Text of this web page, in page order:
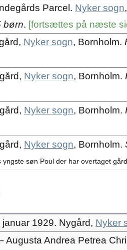
Parcel. Nyker sogn
børn. [fortsættes på næste
Nyker sogn, Bornholm.
Nyker sogn, Bornholm.
Nyker sogn, Bornholm.
Nyker sogn, Bornholm.
yngste søn Poul der har overtaget
1929. Nygård, Nyker
Augusta Andrea Petrea